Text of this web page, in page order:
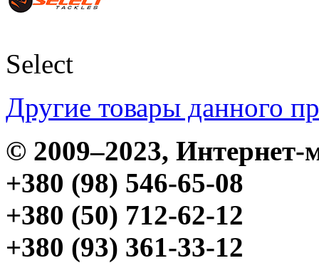
Select
Другие товары данного
© 2009–2023,
+380 (98) 546-65-08
+380 (50) 712-62-12
+380 (93) 361-33-12